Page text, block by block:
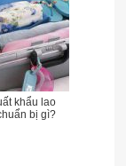
khẩu lao
bị gì?